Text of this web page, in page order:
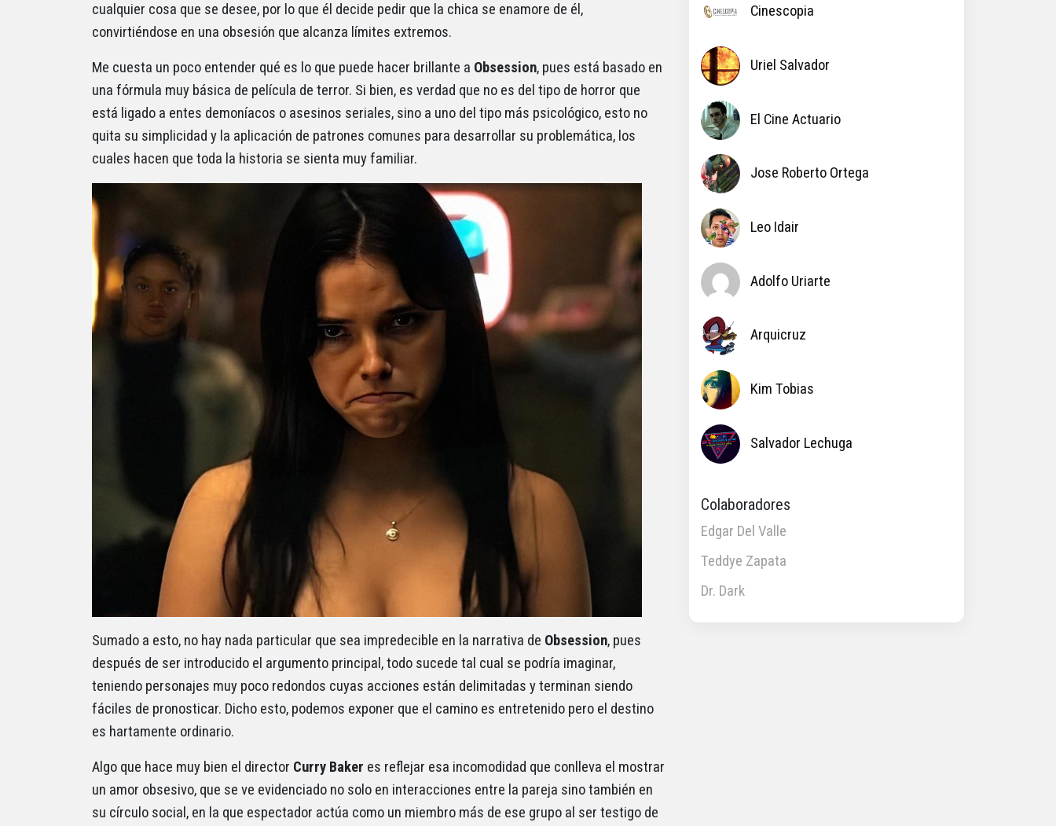
cualquier cosa que se desee, por lo que él decide pedir que la chica se enamore de él,
convirtiéndose en una obsesión que alcanza límites extremos.
Me cuesta un poco entender qué es lo que puede hacer brillante a Obsession, pues está basado en
una fórmula muy básica de película de terror. Si bien, es verdad que no es del tipo de horror que
está ligado a entes demoníacos o asesinos seriales, sino a uno del tipo más psicológico, esto no
quita su simplicidad y la aplicación de patrones comunes para desarrollar su problemática, los
cuales hacen que toda la historia se sienta muy familiar.
Sumado a esto, no hay nada particular que sea impredecible en la narrativa de Obsession, pues
después de ser introducido el argumento principal, todo sucede tal cual se podría imaginar,
teniendo personajes muy poco redondos cuyas acciones están delimitadas y terminan siendo
fáciles de pronosticar. Dicho esto, podemos exponer que el camino es entretenido pero el destino
es hartamente ordinario.
Algo que hace muy bien el director Curry Baker es reflejar esa incomodidad que conlleva el mostrar
un amor obsesivo, que se ve evidenciado no solo en interacciones entre la pareja sino también en
su círculo social, en la que espectador actúa como un miembro más de ese grupo al ser testigo de
Cinescopia
Uriel Salvador
El Cine Actuario
Jose Roberto Ortega
Leo Idair
Adolfo Uriarte
Arquicruz
Kim Tobias
Salvador Lechuga
Colaboradores
Edgar Del Valle
Teddye Zapata
Dr. Dark